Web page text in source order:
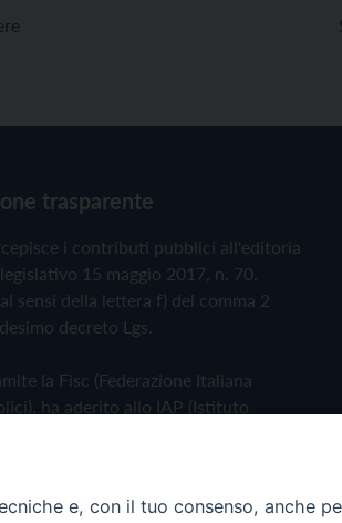
trasparente
i contributi pubblici all'editoria
15 maggio 2017, n. 70.
sensi della lettera f) del comma 2
decreto Lgs.
la Fisc (Federazione Italiana
ha aderito allo IAP (Istituto
Cookie Policye, con il tuo consenso, anche